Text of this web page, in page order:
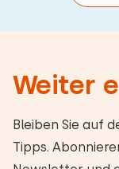
Weiter
Bleiben Sie auf
Tipps.